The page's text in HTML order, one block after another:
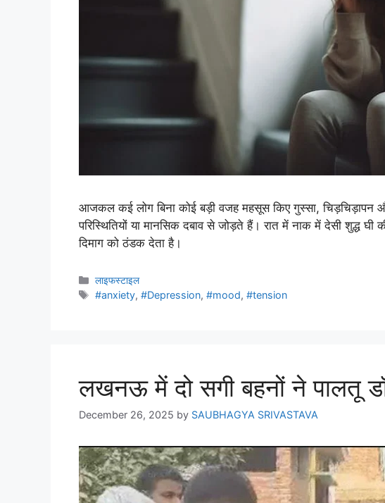
आजकल कई लोग बिना कोई बड़ी वजह महसूस किए गुस्सा,
परिस्थितियों या मानसिक दबाव से जोड़ते हैं। रात में नाक में देसी शुद्ध
दिमाग को ठंडक देता है।
लाइफस्टाइल
#anxiety,#Depression,#mood,#tension
लखनऊ में दो सगी बहनों ने पालतू
December 26, 2025 by SAUBHAGYA SRIVASTAVA